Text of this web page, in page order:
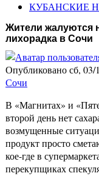
КУБАНСКИЕ
Жители жалуются
лихорадка в Сочи
Опубликовано сб, 03/
Сочи
В «Магнитах» и
второй день нет
возмущенные
продукт просто
кое-где в
перекупщиках